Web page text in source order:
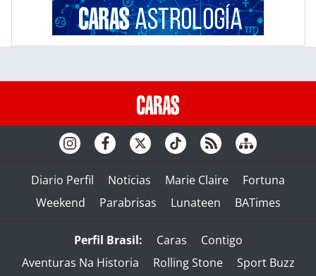
Diario Perfil Noticias Marie Claire
Fortuna
Weekend
Parabrisas Lunateen BATimes
Perfil Brasil: Caras
Contigo
Aventuras Na Historia
Rolling Stone
Sport Buzz